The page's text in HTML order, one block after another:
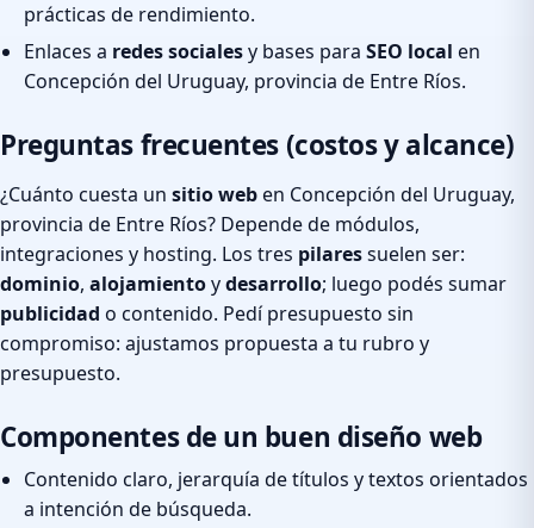
prácticas de rendimiento.
Enlaces a redes socialesy bases para SEO local en
Concepción del Uruguay, provincia de Entre Ríos.
Preguntas frecuentes (costos y alcance)
¿Cuánto cuesta un sitio weben Concepción del Uruguay,
provincia de Entre Ríos? Depende de módulos,
integraciones y hosting. Los tres pilaressuelen ser:
dominio, alojamientoydesarrollo; luego podés sumar
publicidad o contenido. Pedí presupuesto sin
compromiso: ajustamos propuesta a tu rubro y
presupuesto.
Componentes de un buen diseño web
Contenido claro, jerarquía de títulos y textos orientados
a intención de búsqueda.